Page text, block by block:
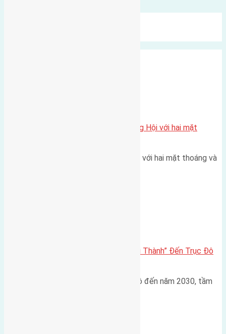
Một vị trí hiếm còn lại tại X1 Đông Hội với hai mặt
Một góc tái định cư X1 Đông Hội với hai mặt thoáng và
Đông Anh 2026: Từ “Huyện Ngoại Thành” Đến Trục Đô
Trong bối cảnh Quy hoạch Thủ đô đến năm 2030, tầm